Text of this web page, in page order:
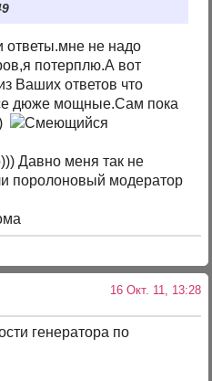
ответы.мне не надо
потерплю.А вот
Ваших ответов что
дюже мощные.Сам пока
Давно меня так не
поролоновый модератор
16 Окт. 11, 13:28
генератора по